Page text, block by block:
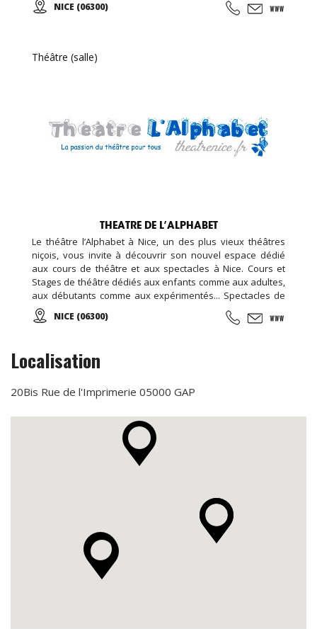
contemporain...
NICE (06300)
Théâtre (salle)
THEATRE DE L’ALPHABET
Le théâtre l’Alphabet à Nice, un des plus vieux théâtres
niçois, vous invite à découvrir son nouvel espace dédié
aux cours de théâtre et aux spectacles à Nice. Cours et
Stages de théâtre dédiés aux enfants comme aux adultes,
aux débutants comme aux expérimentés... Spectacles de
théâtre avec des pièces de théâtre classique et
contemporain...
NICE (06300)
Localisation
20Bis Rue de l'Imprimerie 05000 GAP